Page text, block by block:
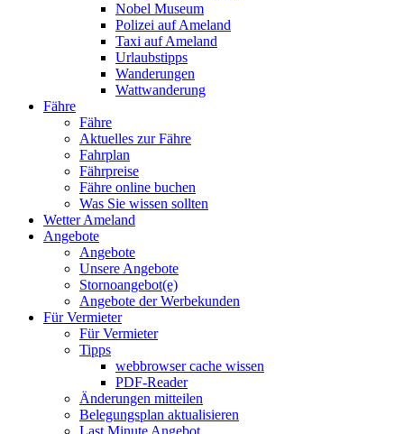
Nobel Museum
Polizei auf Ameland
Taxi auf Ameland
Urlaubstipps
Wanderungen
Wattwanderung
Fähre
Fähre
Aktuelles zur Fähre
Fahrplan
Fährpreise
Fähre online buchen
Was Sie wissen sollten
Wetter Ameland
Angebote
Angebote
Unsere Angebote
Stornoangebot(e)
Angebote der Werbekunden
Für Vermieter
Für Vermieter
Tipps
webbrowser cache wissen
PDF-Reader
Änderungen mitteilen
Belegungsplan aktualisieren
Last Minute Angebot